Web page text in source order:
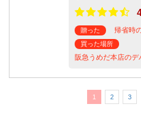
贈った 帰省時
買った場所
阪急うめだ本店のデ
1 2 3